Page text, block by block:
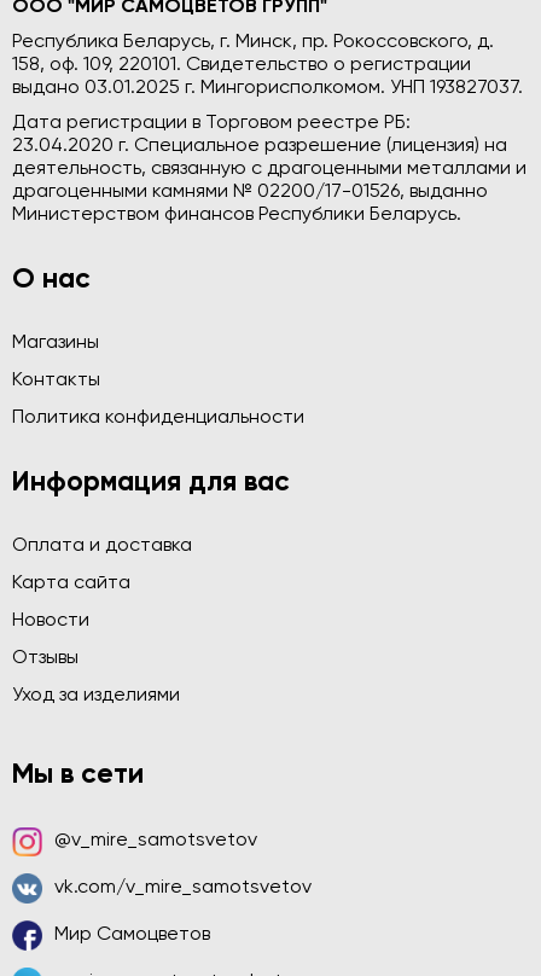
ООО "МИР САМОЦВЕТОВ ГРУПП"
Республика Беларусь, г. Минск, пр. Рокоссовского, д.
158, оф. 109, 220101. Свидетельство о регистрации
выдано 03.01.2025 г. Мингорисполкомом. УНП 193827037.
Дата регистрации в Торговом реестре РБ:
23.04.2020 г. Специальное разрешение (лицензия) на
деятельность, связанную с драгоценными металлами и
драгоценными камнями № 02200/17-01526, выданно
Министерством финансов Республики Беларусь.
О нас
Магазины
Контакты
Политика конфиденциальности
Информация для вас
Оплата и доставка
Карта сайта
Новости
Отзывы
Уход за изделиями
Мы в сети
@v_mire_samotsvetov
vk.com/v_mire_samotsvetov
Мир Самоцветов